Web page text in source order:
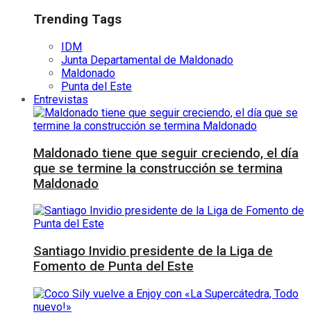
Trending Tags
IDM
Junta Departamental de Maldonado
Maldonado
Punta del Este
Entrevistas
Maldonado tiene que seguir creciendo, el día
que se termine la construcción se termina
Maldonado
Santiago Invidio presidente de la Liga de
Fomento de Punta del Este